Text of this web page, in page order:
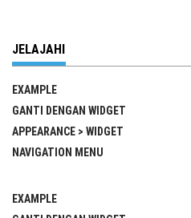
JELAJAHI
EXAMPLE
GANTI DENGAN WIDGET
APPEARANCE > WIDGET
NAVIGATION MENU
EXAMPLE